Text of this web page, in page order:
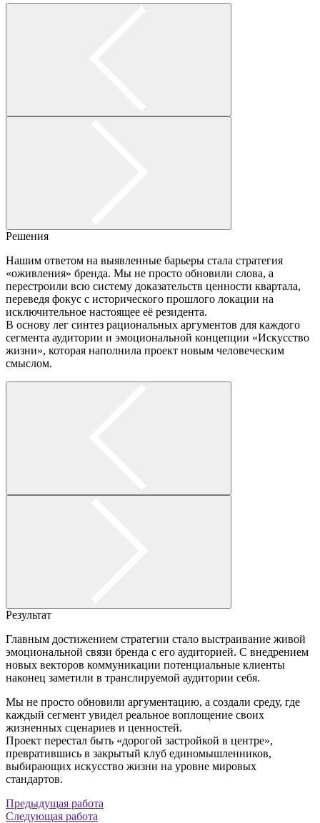
Решения
Нашим ответом на выявленные барьеры стала стратегия
«оживления» бренда. Мы не просто обновили слова, а
перестроили всю систему доказательств ценности квартала,
переведя фокус с исторического прошлого локации на
исключительное настоящее её резидента.
В основу лег синтез рациональных аргументов для каждого
сегмента аудитории и эмоциональной концепции «Искусство
жизни», которая наполнила проект новым человеческим
смыслом.
Результат
Главным достижением стратегии стало выстраивание живой
эмоциональной связи бренда с его аудиторией. С внедрением
новых векторов коммуникации потенциальные клиенты
наконец заметили в транслируемой аудитории себя.
Мы не просто обновили аргументацию, а создали среду, где
каждый сегмент увидел реальное воплощение своих
жизненных сценариев и ценностей.
Проект перестал быть «дорогой застройкой в центре»,
превратившись в закрытый клуб единомышленников,
выбирающих искусство жизни на уровне мировых
стандартов.
Предыдущая работа
Следующая работа